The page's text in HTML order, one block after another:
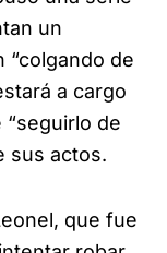
un
“colgando de
a cargo
“seguirlo de
sus actos.
que fue